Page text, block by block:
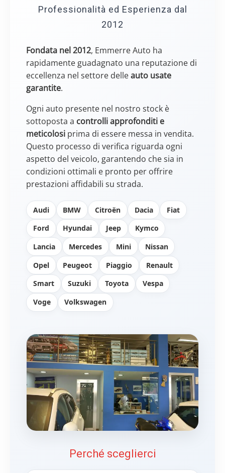
Professionalità ed Esperienza dal
2012
Fondata nel 2012, Emmerre Auto ha
rapidamente guadagnato una reputazione di
eccellenza nel settore delleauto usate
garantite.
Ogni auto presente nel nostro stock è
sottoposta a controlli approfonditi e
meticolosi prima di essere messa in vendita.
Questo processo di verifica riguarda ogni
aspetto del veicolo, garantendo che sia in
condizioni ottimali e pronto per offrire
prestazioni affidabili su strada.
Audi BMW Citroën Dacia
Fiat
Ford
Hyundai Jeep
Kymco
Lancia
Mercedes Mini
Nissan
Opel
Peugeot Piaggio
Renault
Smart
Suzuki Toyota
Vespa
Voge
Volkswagen
Perché sceglierci